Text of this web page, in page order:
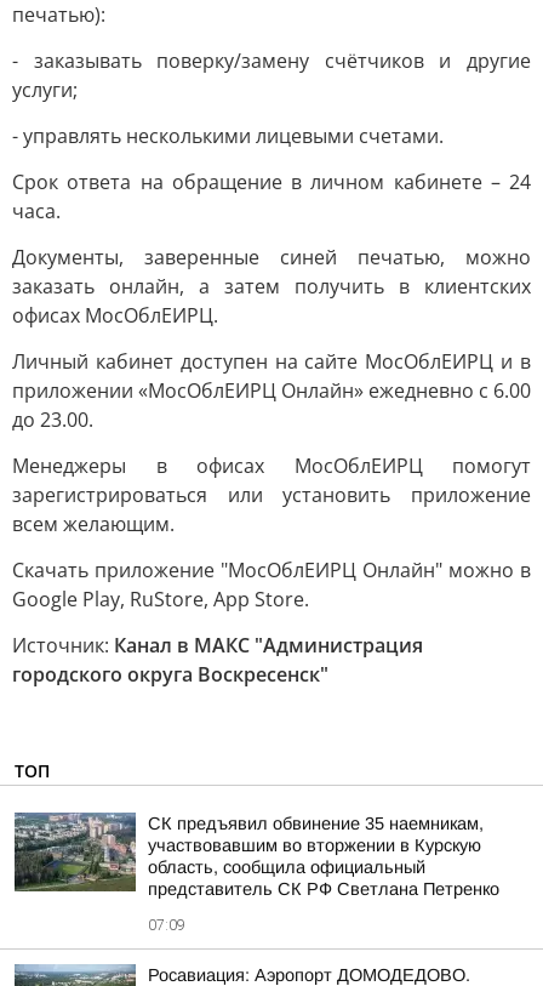
печатью):
- заказывать поверку/замену счётчиков и другие
услуги;
- управлять несколькими лицевыми счетами.
Срок ответа на обращение в личном кабинете – 24
часа.
Документы, заверенные синей печатью, можно
заказать онлайн, а затем получить в клиентских
офисах МосОблЕИРЦ.
Личный кабинет доступен на сайте МосОблЕИРЦ и в
приложении «МосОблЕИРЦ Онлайн» ежедневно с 6.00
до 23.00.
Менеджеры в офисах МосОблЕИРЦ помогут
зарегистрироваться или установить приложение
всем желающим.
Скачать приложение "МосОблЕИРЦ Онлайн" можно в
Google Play, RuStore, App Store.
Источник: Канал в МАКС "Администрация
городского округа Воскресенск"
ТОП
СК предъявил обвинение 35 наемникам,
участвовавшим во вторжении в Курскую
область, сообщила официальный
представитель СК РФ Светлана Петренко
07:09
Росавиация: Аэропорт ДОМОДЕДОВО.